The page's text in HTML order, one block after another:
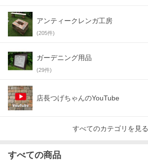
アンティークレンガ工房
(205件)
ガーデニング用品
(29件)
店長つげちゃんのYouTube
すべてのカテゴリを見る
すべての商品